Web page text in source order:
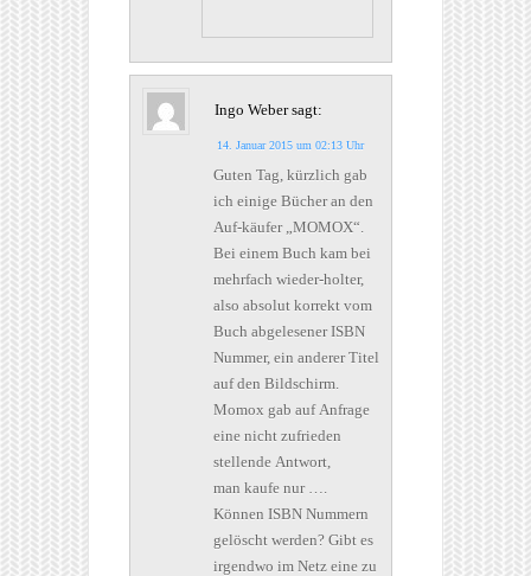
Ingo Weber sagt:
14. Januar 2015 um 02:13 Uhr
Guten Tag, kürzlich gab
ich einige Bücher an den
Auf-käufer „MOMOX“.
Bei einem Buch kam bei
mehrfach wieder-holter,
also absolut korrekt vom
Buch abgelesener ISBN
Nummer, ein anderer Titel
auf den Bildschirm.
Momox gab auf Anfrage
eine nicht zufrieden
stellende Antwort,
man kaufe nur ….
Können ISBN Nummern
gelöscht werden? Gibt es
irgendwo im Netz eine zu